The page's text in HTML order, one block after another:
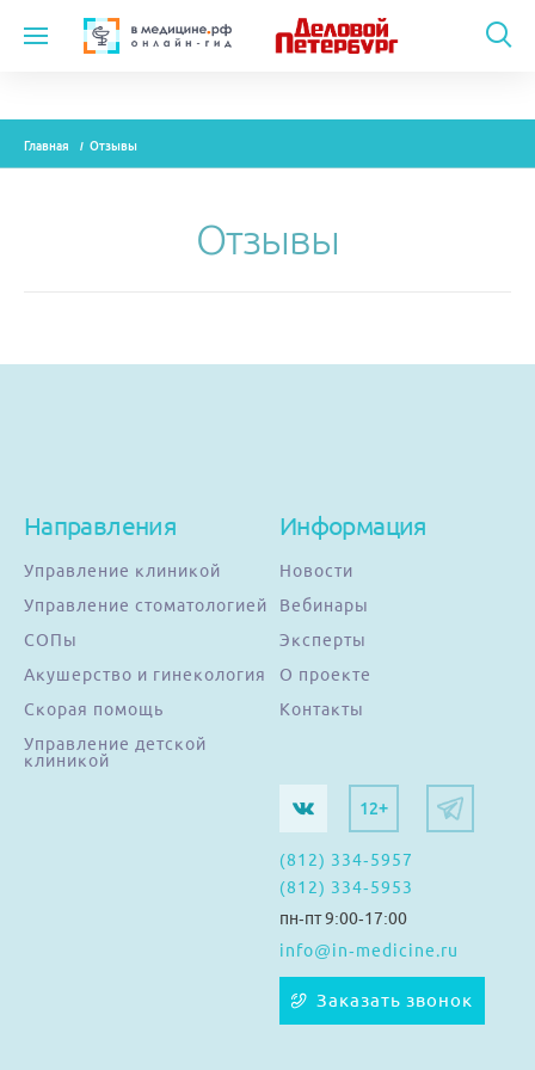
Модули
Контакты
Помощь
Заказать звонок
4
Главная Отзывы
Отзывы
Направления
Управление клиникой
Управление стоматологией
СОПы
Акушерство и гинекология
Скорая помощь
Управление детской
клиникой
Информация
Новости
Вебинары
Эксперты
О проекте
Контакты
12+
(812) 334-5957
(812) 334-5953
пн-пт 9:00-17:00
info@in-medicine.ru
Заказать звонок